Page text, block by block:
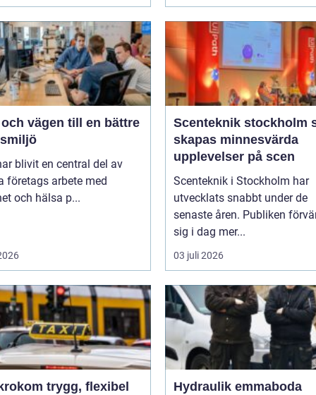
vägen till en bättre
blivit en central del av
företags arbete med
och hälsa p...
Scenteknik stockholm så
skapas minnesvärda
upplevelser på scen
Scenteknik i Stockholm har
utvecklats snabbt under de
senaste åren. Publiken
sig i dag mer...
03 juli 2026
trygg, flexibel
Hydraulik emmaboda